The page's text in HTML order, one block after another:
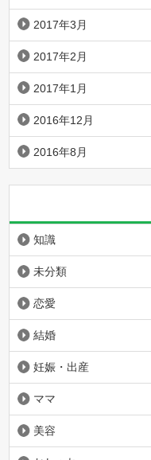
2017年3月
2017年2月
2017年1月
2016年12月
2016年8月
知識
未分類
恋愛
結婚
妊娠・出産
ママ
美容